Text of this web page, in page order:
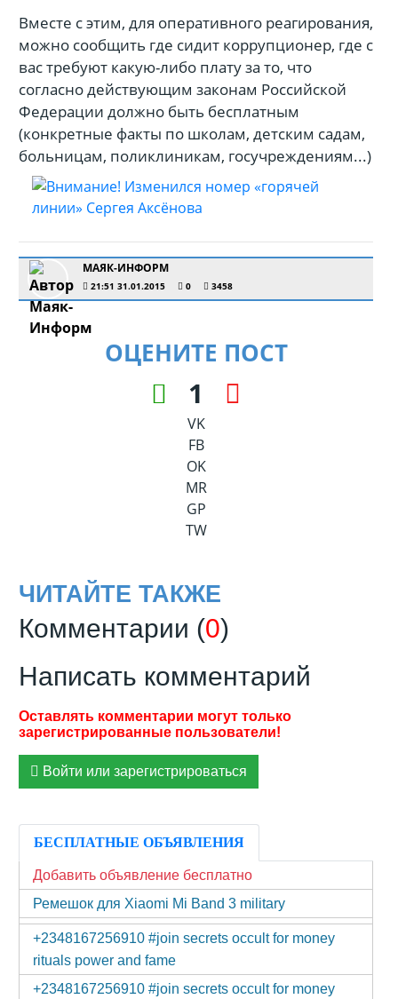
Вместе с этим, для оперативного реагирования,
можно сообщить где сидит коррупционер, где с
вас требуют какую-либо плату за то, что
согласно действующим законам Российской
Федерации должно быть бесплатным
(конкретные факты по школам, детским садам,
больницам, поликлиникам, госучреждениям...)
МАЯК-ИНФОРМ
21:51 31.01.2015 0 3458
ОЦЕНИТЕ ПОСТ
1
VK
FB
OK
MR
GP
TW
ЧИТАЙТЕ ТАКЖЕ
Комментарии (0)
Написать комментарий
Войти или зарегистрироваться
БЕСПЛАТНЫЕ ОБЪЯВЛЕНИЯ
Добавить объявление бесплатно
Ремешок для Xiaomi Mi Band 3 military
+2348167256910 #join secrets occult for money
rituals power and fame
+2348167256910 #join secrets occult for money